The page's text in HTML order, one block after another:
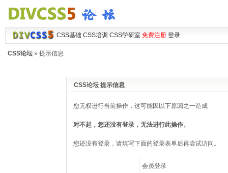
CSS基础 CSS培训 CSS学研室 免费注册 登录
CSS论坛» 提示信息
CSS论坛 提示信息
您无权进行当前操作，这可能因以下原因之一造成
对不起，您还没有登录，无法进行此操作。
您还没有登录，请填写下面的登录表单后再尝试访问。
会员登录